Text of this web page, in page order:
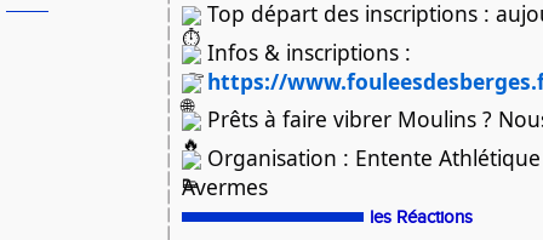
Top départ des inscriptions :
Infos & inscriptions :
https://
Prêts à faire vibrer Moulins ?
Organisation : Entente
Avermes
les Réactions